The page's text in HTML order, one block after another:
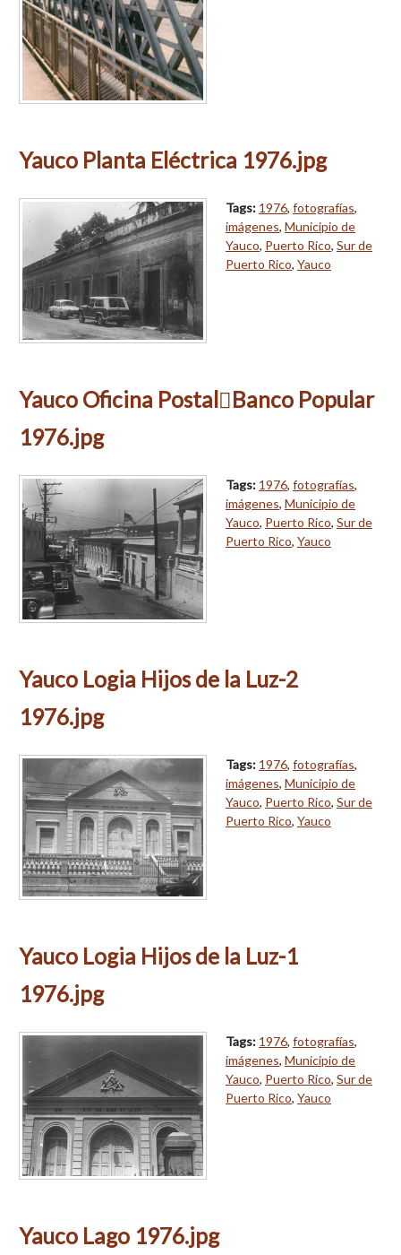
Yauco Planta Eléctrica 1976.jpg
Tags: 1976, fotografías,
imágenes, Municipio de
Yauco, Puerto Rico, Sur de
Puerto Rico, Yauco
Yauco Oficina PostalBanco Popular
1976.jpg
Tags: 1976, fotografías,
imágenes, Municipio de
Yauco, Puerto Rico, Sur de
Puerto Rico, Yauco
Yauco Logia Hijos de la Luz-2
1976.jpg
Tags: 1976, fotografías,
imágenes, Municipio de
Yauco, Puerto Rico, Sur de
Puerto Rico, Yauco
Yauco Logia Hijos de la Luz-1
1976.jpg
Tags: 1976, fotografías,
imágenes, Municipio de
Yauco, Puerto Rico, Sur de
Puerto Rico, Yauco
Yauco Lago 1976.jpg